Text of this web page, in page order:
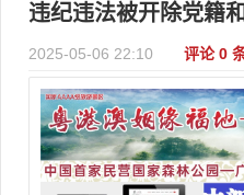
违纪违法被开除党籍
2025-05-06 22:10 评论 0